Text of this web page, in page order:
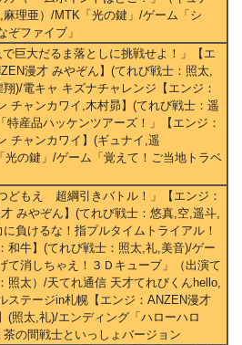
麻理亜）/MTK「光の鍵」/ゲーム「シ
ぞファイブ」
巨大だるま落としに挑戦せよ！」【エ
漫才 みやぞん】(てれび戦士：照太,
)/電キャ キズナチャレンジ【エンジ：
チャンカワイ,木村昴】(てれび戦士：遥
特産品ハッケンツアーズ！」【エンジ：
チャンカワイ】(ギュナイ,遥
光の鍵」/ゲーム「覚えて！ご当地トラベ
どもえ 超綱引きバトル！」【エンジ：
みやぞん】(てれび戦士：悠真,空,遥斗,
負けるな！指プルタイムトライアル！
和牛】(てれび戦士：照太,礼,美音)/ゲー
て消しちゃえ！３Ｄキューブ」（出演て
照太）/天てれ通信 天才てれびくんhello,
ステージin札幌【エンジ：ANZEN漫才
(照太,礼)/エンディング「ハローハロ
茶の間戦士といっしょバージョン